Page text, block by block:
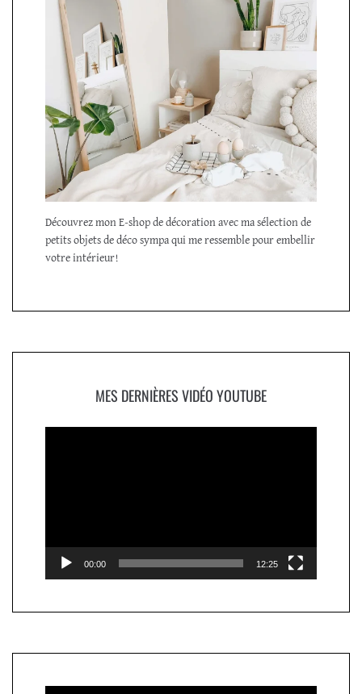
Découvrez mon E-shop de décoration avec ma sélection de
petits objets de déco sympa qui me ressemble pour embellir
votre intérieur!
MES DERNIÈRES VIDÉO YOUTUBE
00:00 12:25